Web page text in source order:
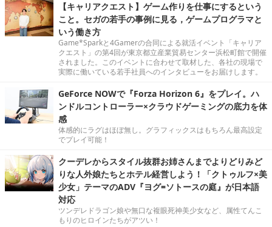
【キャリアクエスト】ゲーム作りを仕事にするという
こと。セガの若手の事例に見る，ゲームプログラマと
いう働き方
Game*Sparkと4Gamerの合同による就活イベント「キャリア
クエスト」の第4回が東京都立産業貿易センター浜松町館で開催
されました。このイベントに合わせて取材した、各社の現場で
実際に働いている若手社員へのインタビューをお届けします。
GeForce NOWで『Forza Horizon 6』をプレイ。ハ
ンドルコントローラー×クラウドゲーミングの底力を体
感
体感的にラグはほぼ無し。グラフィックスはもちろん最高設定
でプレイ可能！
クーデレからスタイル抜群お姉さんまでよりどりみど
りな人外娘たちとホテル経営しよう！「クトゥルフ×美
少女」テーマのADV『ヨグ=ソトースの庭』が日本語
対応
ツンデレドラゴン娘や無口な複眼死神美少女など、属性てんこ
もりのヒロインたちがアツい！